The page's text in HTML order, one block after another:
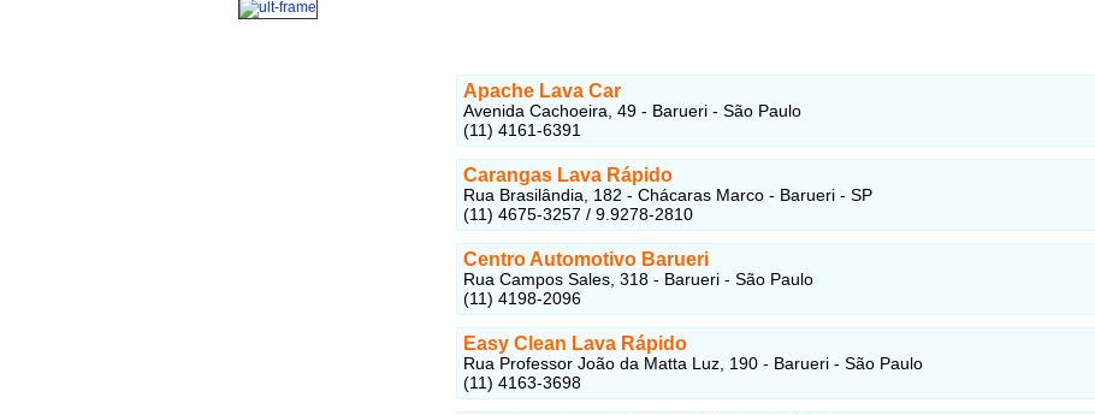
Apache Lava Car
Avenida Cachoeira, 49 - Barueri - São Paulo
(11) 4161-6391
Carangas Lava Rápido
Rua Brasilândia, 182 - Chácaras Marco - Barueri - SP
(11) 4675-3257 / 9.9278-2810
Centro Automotivo Barueri
Rua Campos Sales, 318 - Barueri - São Paulo
(11) 4198-2096
Easy Clean Lava Rápido
Rua Professor João da Matta Luz, 190 - Barueri - São Paulo
(11) 4163-3698